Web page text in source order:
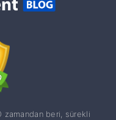
zamandan beri, sürekli